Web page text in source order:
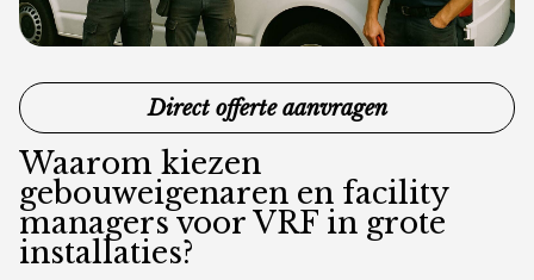
Direct offerte aanvragen
Waarom kiezen
gebouweigenaren en facility
managers voor VRF in grote
installaties?